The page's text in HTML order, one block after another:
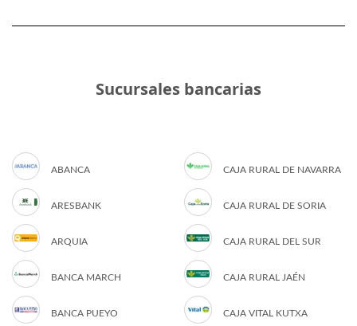
Sucursales bancarias
ABANCA
ARESBANK
ARQUIA
BANCA MARCH
BANCA PUEYO
CAJA RURAL DE NAVARRA
CAJA RURAL DE SORIA
CAJA RURAL DEL SUR
CAJA RURAL JAÉN
CAJA VITAL KUTXA